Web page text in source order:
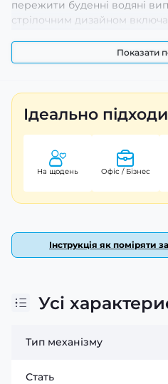
пережити буденні водяні
стрілочним дизайном
цінують простоту та
гарантією на 24 місяці і
годинник стане вірним
житті. Не впустіть шанс
відмінним аксесуаром!
Показати
Ідеально
На щодень Офіс / Бізнес
Інструкція як поміряти
Усі
Тип механізму
Стать